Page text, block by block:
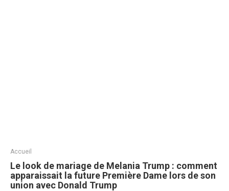
Accueil
Le look de mariage de Melania Trump : comment
apparaissait la future Première Dame lors de son
union avec Donald Trump